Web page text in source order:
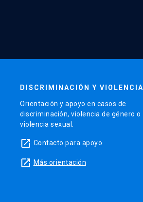
DISCRIMINACIÓN Y VIOLENCIA
Orientación y apoyo en casos de
discriminación, violencia de género o
violencia sexual.
launch Contacto para apoyo
launch Más orientación